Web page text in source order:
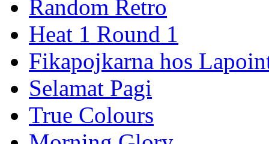
Random Retro
Heat 1 Round 1
Fikapojkarna hos
Selamat Pagi
True Colours